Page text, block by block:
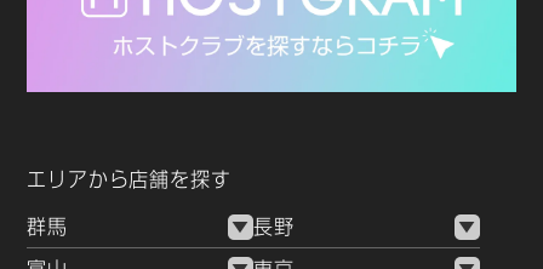
エリアから店舗を探す
群馬 長野